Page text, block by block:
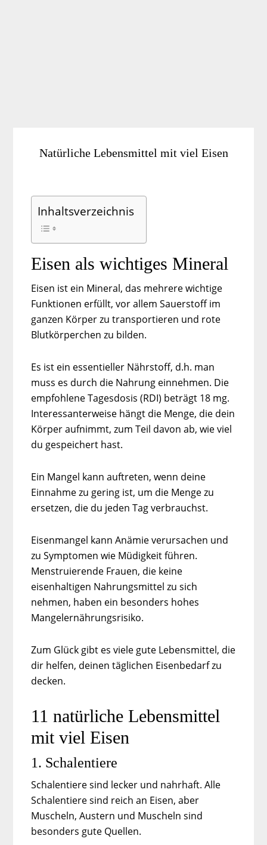
Natürliche Lebensmittel mit viel Eisen
Inhaltsverzeichnis
Eisen als wichtiges Mineral
Eisen ist ein Mineral, das mehrere wichtige
Funktionen erfüllt, vor allem Sauerstoff im
ganzen Körper zu transportieren und rote
Blutkörperchen zu bilden.
Es ist ein essentieller Nährstoff, d.h. man
muss es durch die Nahrung einnehmen. Die
empfohlene Tagesdosis (RDI) beträgt 18 mg.
Interessanterweise hängt die Menge, die dein
Körper aufnimmt, zum Teil davon ab, wie viel
du gespeichert hast.
Ein Mangel kann auftreten, wenn deine
Einnahme zu gering ist, um die Menge zu
ersetzen, die du jeden Tag verbrauchst.
Eisenmangel kann Anämie verursachen und
zu Symptomen wie Müdigkeit führen.
Menstruierende Frauen, die keine
eisenhaltigen Nahrungsmittel zu sich
nehmen, haben ein besonders hohes
Mangelernährungsrisiko.
Zum Glück gibt es viele gute Lebensmittel, die
dir helfen, deinen täglichen Eisenbedarf zu
decken.
11 natürliche Lebensmittel
mit viel Eisen
1. Schalentiere
Schalentiere sind lecker und nahrhaft. Alle
Schalentiere sind reich an Eisen, aber
Muscheln, Austern und Muscheln sind
besonders gute Quellen.